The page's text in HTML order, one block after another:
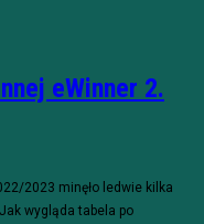
eWinner 2.
2023 minęło ledwie kilka
wygląda tabela po